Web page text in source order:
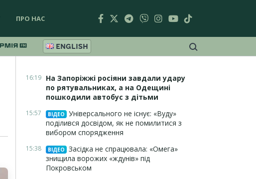
ПРО НАС
ENGLISH
16:19 На Запоріжжі росіяни завдали удару
по рятувальниках, а на Одещині
пошкодили автобус з дітьми
15:57 ВІДЕО
Універсального не існує: «Вуду»
поділився досвідом, як не помилитися з
вибором спорядження
15:38 ВІДЕО
Засідка не спрацювала: «Омега»
знищила ворожих «ждунів» під
Покровськом